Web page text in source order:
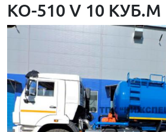
КО-510 V 10 КУБ.М